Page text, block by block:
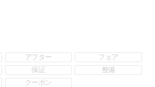
アフター
フェア
保証
整備
クーポン